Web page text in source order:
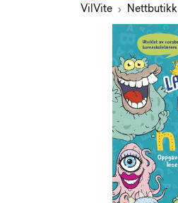
VilVite Nettbutikk